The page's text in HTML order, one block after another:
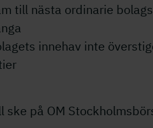
till nästa ordinarie
innehav inte
ske på OM